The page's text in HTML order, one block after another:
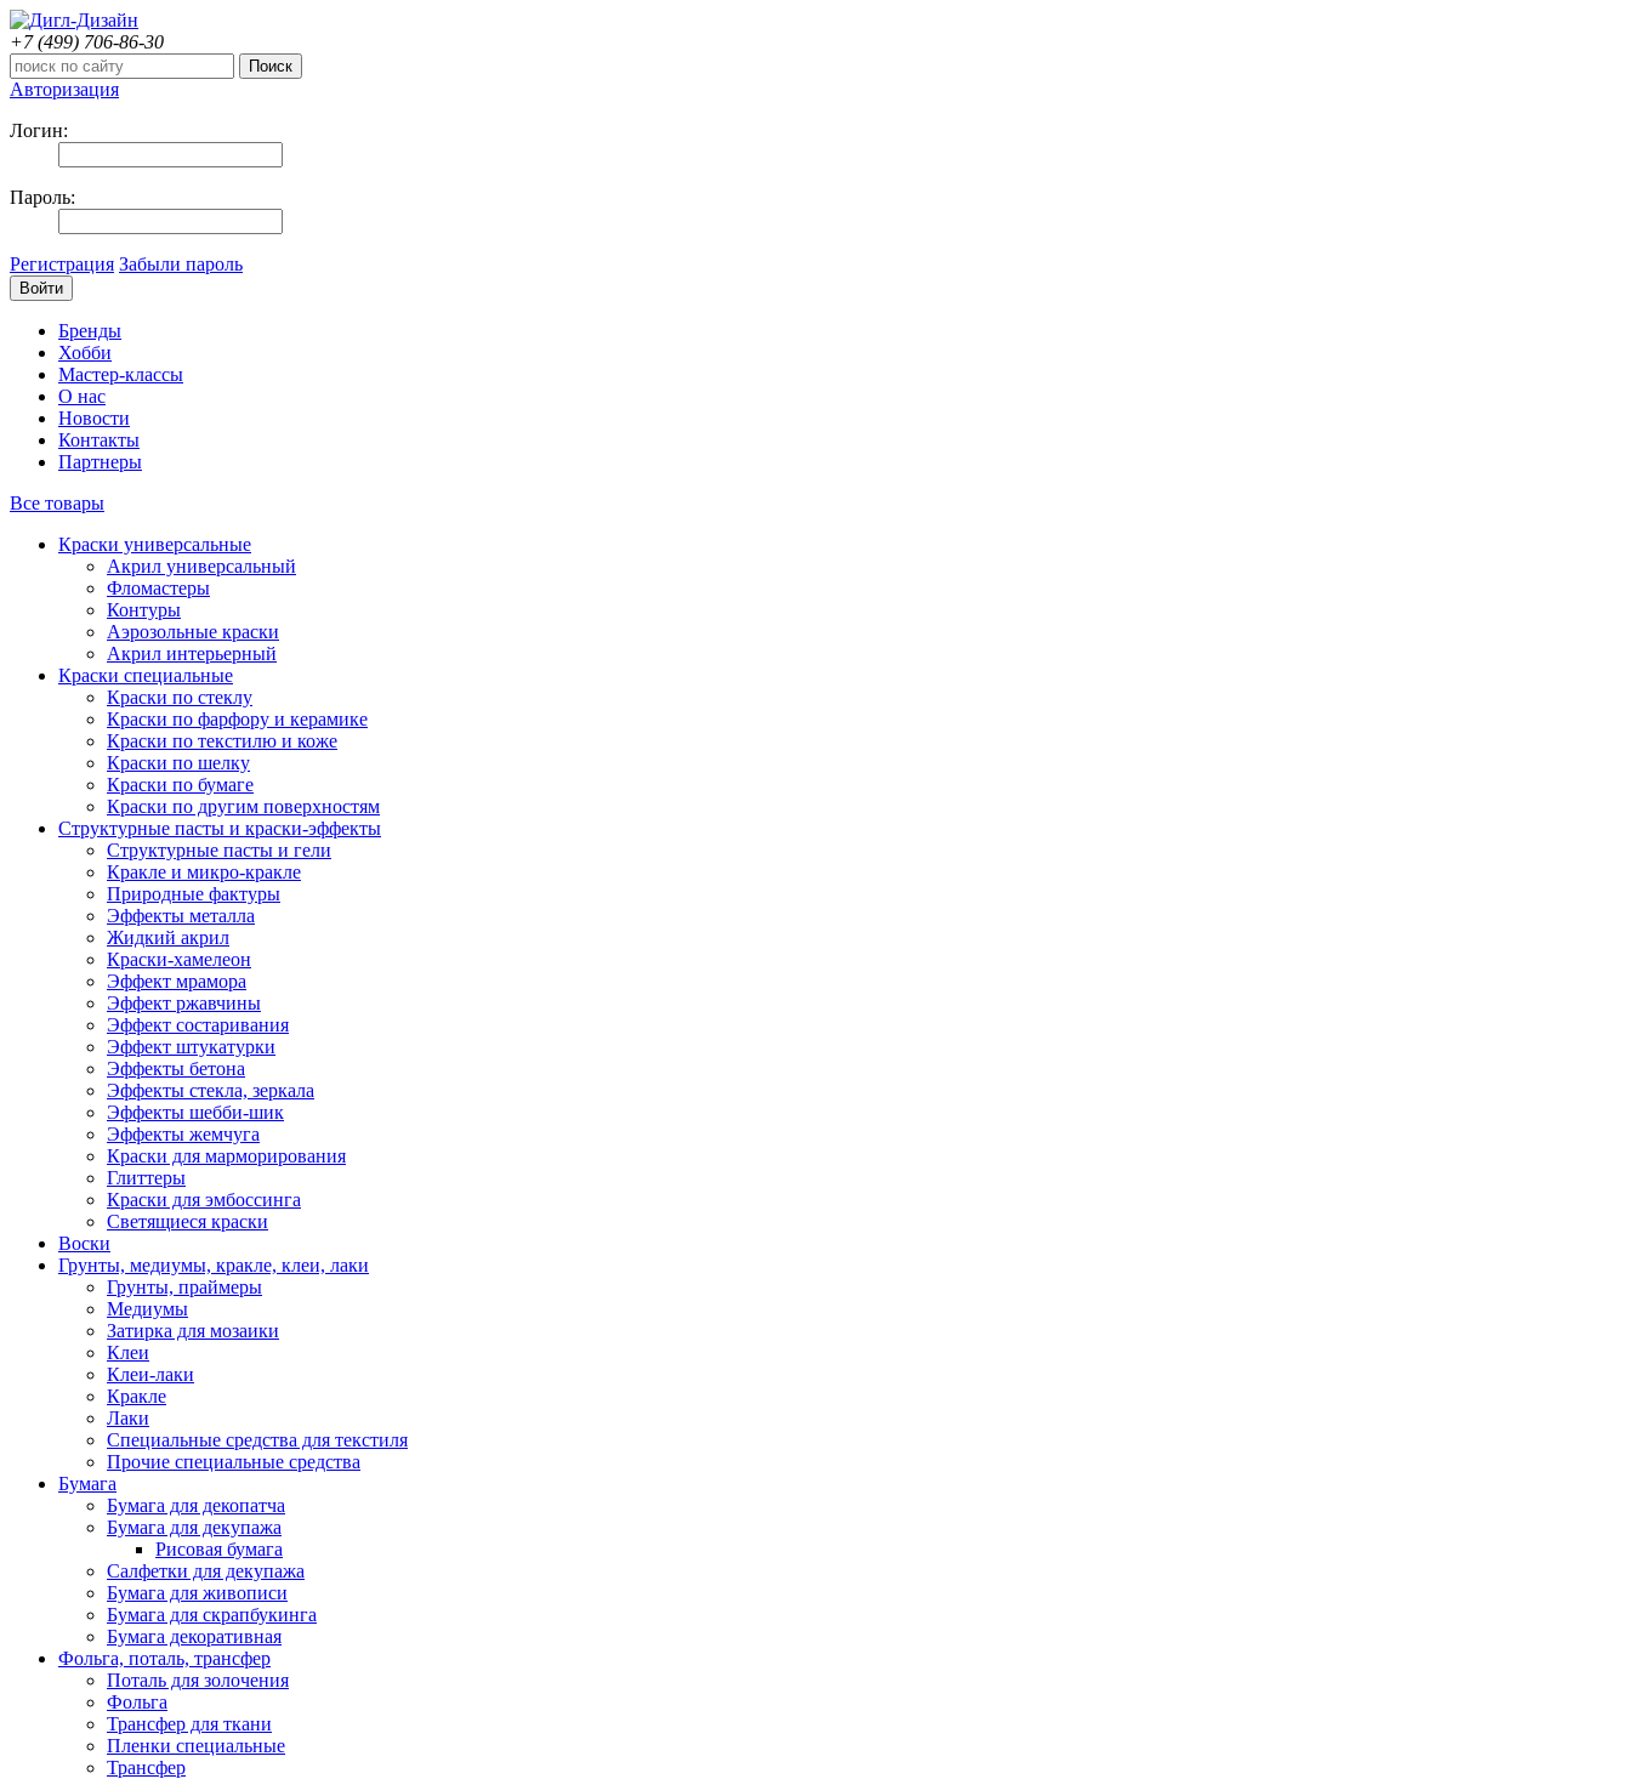
+7 (499) 706-86-30
Авторизация
Логин:
Пароль:
Регистрация Забыли пароль
Бренды
Хобби
Мастер-классы
О нас
Новости
Контакты
Партнеры
Все товары
Краски универсальные
Акрил универсальный
Фломастеры
Контуры
Аэрозольные краски
Акрил интерьерный
Краски специальные
Краски по стеклу
Краски по фарфору и керамике
Краски по текстилю и коже
Краски по шелку
Краски по бумаге
Краски по другим поверхностям
Структурные пасты и краски-эффекты
Структурные пасты и гели
Кракле и микро-кракле
Природные фактуры
Эффекты металла
Жидкий акрил
Краски-хамелеон
Эффект мрамора
Эффект ржавчины
Эффект состаривания
Эффект штукатурки
Эффекты бетона
Эффекты стекла, зеркала
Эффекты шебби-шик
Эффекты жемчуга
Краски для марморирования
Глиттеры
Краски для эмбоссинга
Светящиеся краски
Воски
Грунты, медиумы, кракле, клеи, лаки
Грунты, праймеры
Медиумы
Затирка для мозаики
Клеи
Клеи-лаки
Кракле
Лаки
Специальные средства для текстиля
Прочие специальные средства
Бумага
Бумага для декопатча
Бумага для декупажа
Рисовая бумага
Салфетки для декупажа
Бумага для живописи
Бумага для скрапбукинга
Бумага декоративная
Фольга, поталь, трансфер
Поталь для золочения
Фольга
Трансфер для ткани
Пленки специальные
Трансфер